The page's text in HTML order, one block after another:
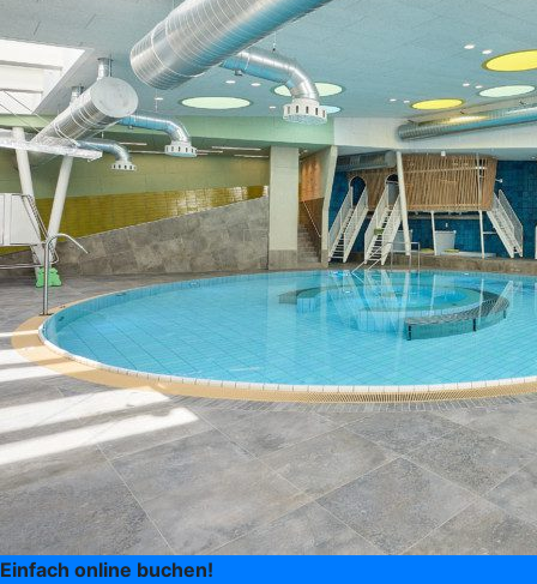
Einfach online buchen!